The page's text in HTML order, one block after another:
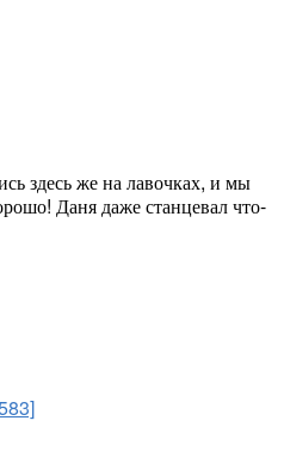
здесь же на лавочках, и мы
Даня даже станцевал что-